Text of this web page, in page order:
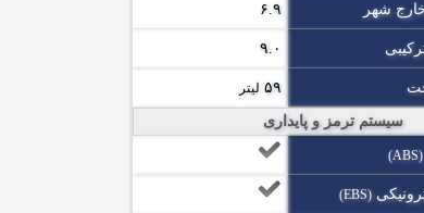
شهر ۶.۹
۹.۰
۵۹ لیتر
سیستم ترمز و پایداری
(ABS)
(EBS)